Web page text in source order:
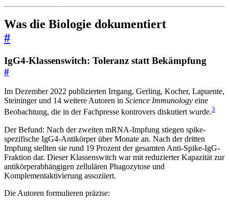
Was die Biologie dokumentiert
#
IgG4-Klassenswitch: Toleranz statt Bekämpfung
#
Im Dezember 2022 publizierten Irrgang, Gerling, Kocher, Lapuente,
Steininger und 14 weitere Autoren in Science Immunology eine
Beobachtung, die in der Fachpresse kontrovers diskutiert wurde.3
Der Befund: Nach der zweiten mRNA-Impfung stiegen spike-
spezifische IgG4-Antikörper über Monate an. Nach der dritten
Impfung stellten sie rund 19 Prozent der gesamten Anti-Spike-IgG-
Fraktion dar. Dieser Klassenswitch war mit reduzierter Kapazität zur
antikörperabhängigen zellulären Phagozytose und
Komplementaktivierung assoziiert.
Die Autoren formulieren präzise: